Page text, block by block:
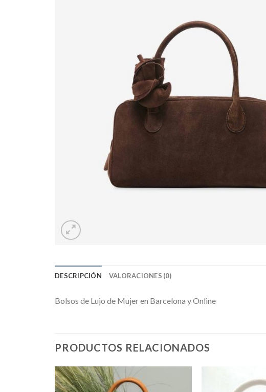
DESCRIPCIÓN VALORACIONES (0)
Bolsos de Lujo de Mujer en Barcelona y Online
PRODUCTOS RELACIONADOS